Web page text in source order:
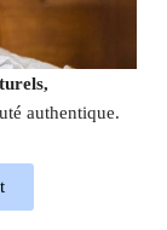
authentique.